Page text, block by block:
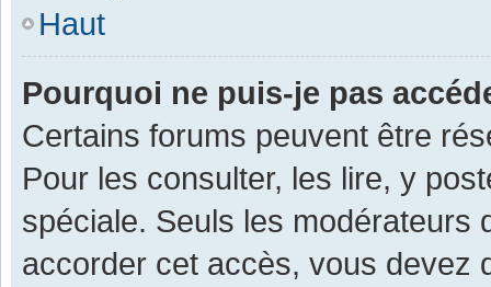
Haut
Pourquoi ne puis-je pas
Certains forums peuvent être
Pour les consulter, les lire, y
spéciale. Seuls les modérateurs
accorder cet accès, vous devez